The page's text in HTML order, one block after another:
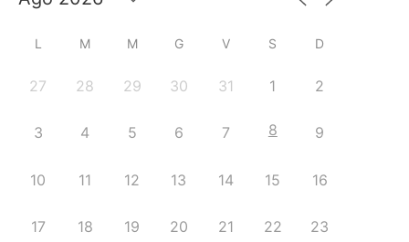
L M M G V S D
27 28 29 30 31 1 2
3 4 5 6 7 8 9
10 11 12 13 14 15 16
17 18 19 20 21 22 23